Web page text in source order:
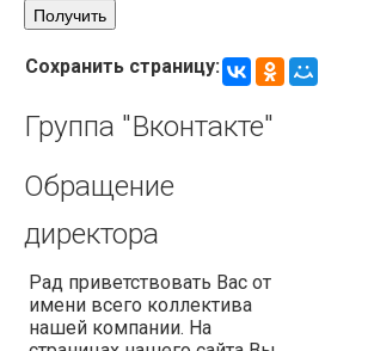
Сохранить страницу:
Группа "Вконтакте"
Обращение
директора
Рад приветствовать Вас от
имени всего коллектива
нашей компании. На